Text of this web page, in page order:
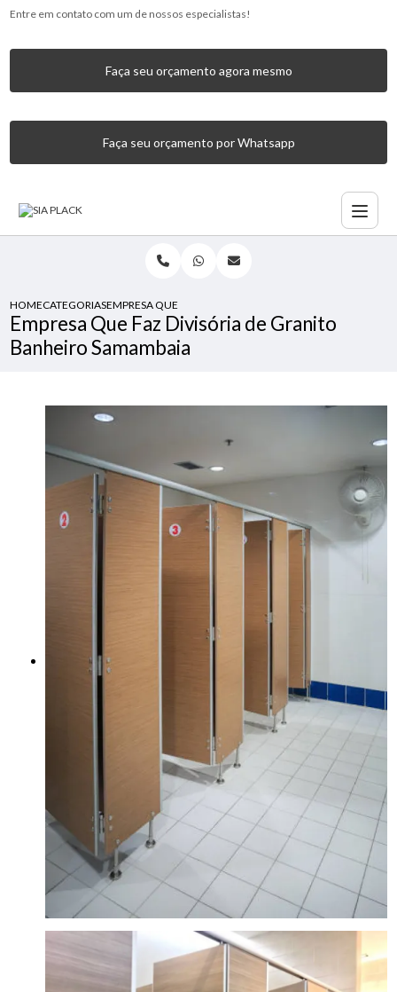
Entre em contato com um de nossos especialistas!
Faça seu orçamento agora mesmo
Faça seu orçamento por Whatsapp
HOMECATEGORIASEMPRESA QUE FAZ DIVISÓRIA DE GRANITO BANHEIRO
Empresa Que Faz Divisória de Granito
Banheiro Samambaia